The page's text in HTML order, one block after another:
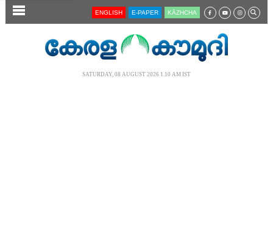
SECTIONS ENGLISH E-PAPER KĀZHCHA
SATURDAY, 08 AUGUST 2026 1.10 AM IST